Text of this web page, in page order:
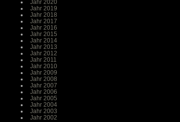
Jahr 2020
Jahr 2019
Jahr 2018
Jahr 2017
Jahr 2016
Jahr 2015
Jahr 2014
Jahr 2013
Jahr 2012
Jahr 2011
Jahr 2010
Jahr 2009
Jahr 2008
Jahr 2007
Jahr 2006
Jahr 2005
Jahr 2004
Jahr 2003
Jahr 2002